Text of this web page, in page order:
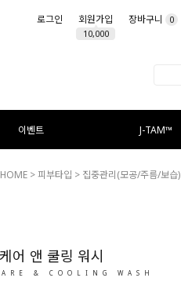
로그인 회원가입
10,000
장바구니 0
이벤트 J-TAM™
HOME >피부타입 > 집중관리(모공/주름/보습)
어 앤 쿨링 워시
& COOLING WASH